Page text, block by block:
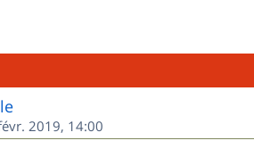
2019, 14:00